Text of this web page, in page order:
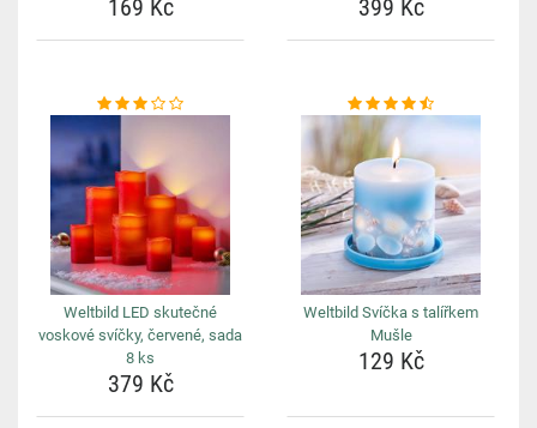
169 Kč 399 Kč
Weltbild LED skutečné
voskové svíčky, červené, sada
8 ks
379 Kč
Weltbild Svíčka s talířkem
Mušle
129 Kč